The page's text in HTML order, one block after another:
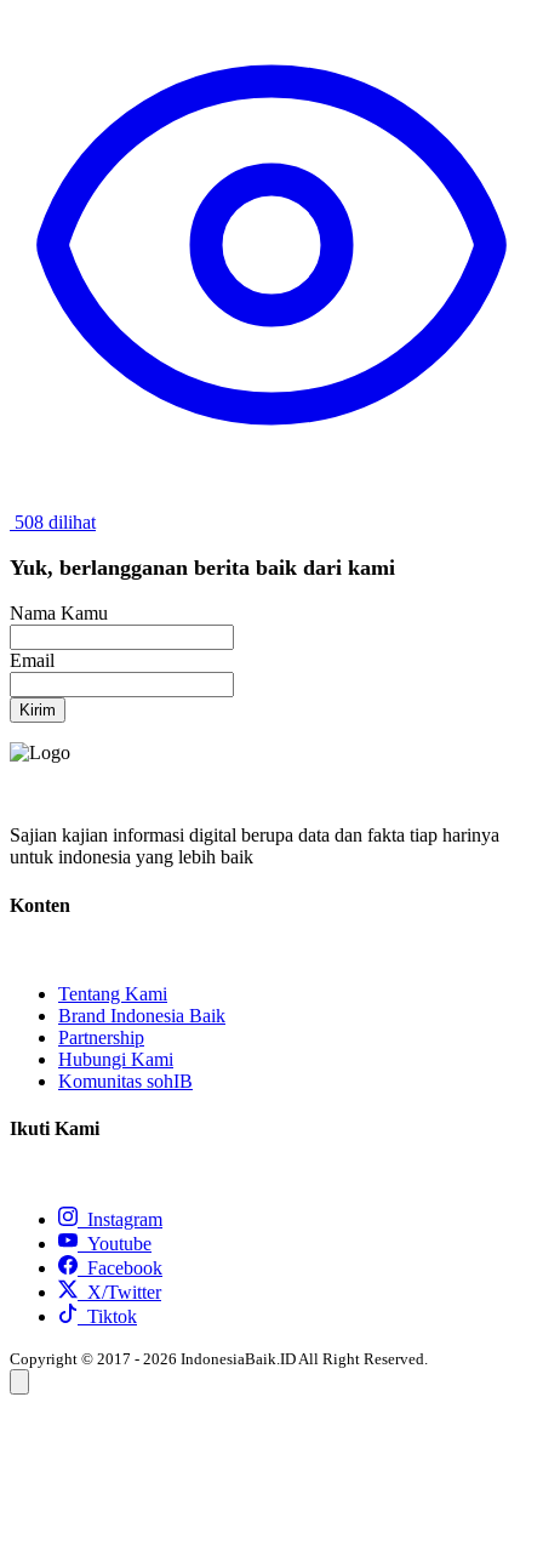
508 dilihat
Yuk, berlangganan berita baik dari kami
Nama Kamu
Email
Kirim
Sajian kajian informasi digital berupa data dan fakta tiap harinya
untuk indonesia yang lebih baik
Konten
Tentang Kami
Brand Indonesia Baik
Partnership
Hubungi Kami
Komunitas sohIB
Ikuti Kami
Instagram
Youtube
Facebook
X/Twitter
Tiktok
Copyright © 2017 - 2026 IndonesiaBaik.ID All Right Reserved.